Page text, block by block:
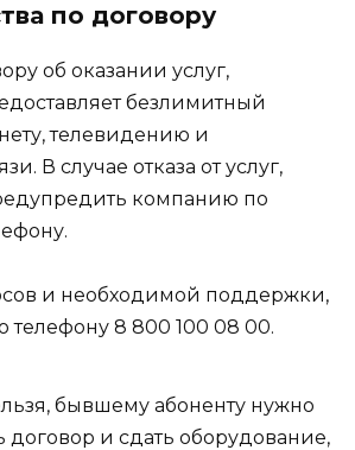
по договору
об оказании услуг,
безлимитный
телевидению и
В случае отказа от услуг,
компанию по
и необходимой поддержки,
телефону 8 800 100 08 00.
бывшему абоненту нужно
договор и сдать оборудование,